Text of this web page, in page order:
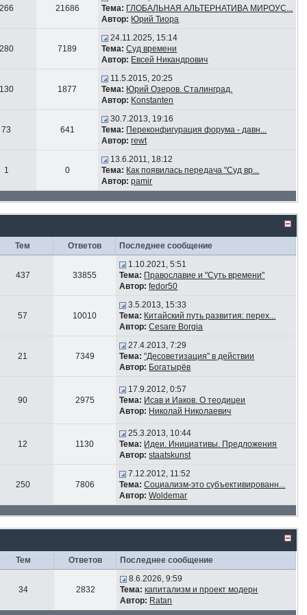
21686
Тема: ГЛОБАЛЬНАЯ АЛЬТЕРНАТИВА МИРОУС...
Автор: Юрий Тиора
7189
24.11.2025, 15:14
Тема: Суд времени
Автор: Евсей Никандрович
1877
11.5.2015, 20:25
Тема: Юрий Озеров. Сталинград.
Автор: Konstanten
73 641
30.7.2013, 19:16
Тема: Переконфигурация форума - давн...
Автор: rewt
1 0
13.6.2011, 18:12
Тема: Как появилась передача "Суд вр...
Автор: pamir
Тем Ответов Последнее сообщение
437 33855
1.10.2021, 5:51
Тема: Православие и "Суть времени"
Автор: fedor50
57 10010
3.5.2013, 15:33
Тема: Китайский путь развития: перех...
Автор: Cesare Borgia
21 7349
27.4.2013, 7:29
Тема: "Десоветизация" в действии
Автор: Богатырёв
90 2975
17.9.2012, 0:57
Тема: Исав и Иаков. О теодицеи
Автор: Николай Николаевич
12 1130
25.3.2013, 10:44
Тема: Идеи. Инициативы. Предложения
Автор: staatskunst
250 7806
7.12.2012, 11:52
Тема: Социализм-это субъективированн...
Автор: Woldemar
Тем Ответов Последнее сообщение
34 2832
8.6.2026, 9:59
Тема: капитализм и проект модерн
Автор: Ratan